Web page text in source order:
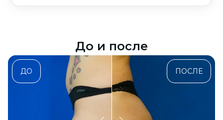
До и после
ДО ПОСЛЕ